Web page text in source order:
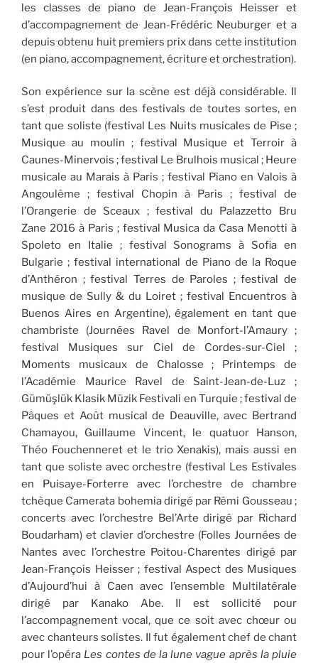
les classes de piano de Jean-François Heisser et
d’accompagnement de Jean-Frédéric Neuburger et a
depuis obtenu huit premiers prix dans cette institution
(en piano, accompagnement, écriture et orchestration).
Son expérience sur la scène est déjà considérable. Il
s’est produit dans des festivals de toutes sortes, en
tant que soliste (festival Les Nuits musicales de Pise ;
Musique au moulin ; festival Musique et Terroir à
Caunes-Minervois ; festival Le Brulhois musical ; Heure
musicale au Marais à Paris ; festival Piano en Valois à
Angoulême ; festival Chopin à Paris ; festival de
l’Orangerie de Sceaux ; festival du Palazzetto Bru
Zane 2016 à Paris ; festival Musica da Casa Menotti à
Spoleto en Italie ; festival Sonograms à Sofia en
Bulgarie ; festival international de Piano de la Roque
d’Anthéron ; festival Terres de Paroles ; festival de
musique de Sully & du Loiret ; festival Encuentros à
Buenos Aires en Argentine), également en tant que
chambriste (Journées Ravel de Monfort-l’Amaury ;
festival Musiques sur Ciel de Cordes-sur-Ciel ;
Moments musicaux de Chalosse ; Printemps de
l’Académie Maurice Ravel de Saint-Jean-de-Luz ;
Gümüşlük Klasik Müzik Festivali en Turquie ; festival de
Pâques et Août musical de Deauville, avec Bertrand
Chamayou, Guillaume Vincent, le quatuor Hanson,
Théo Fouchenneret et le trio Xenakis), mais aussi en
tant que soliste avec orchestre (festival Les Estivales
en Puisaye-Forterre avec l’orchestre de chambre
tchèque Camerata bohemia dirigé par Rémi Gousseau ;
concerts avec l’orchestre Bel’Arte dirigé par Richard
Boudarham) et clavier d’orchestre (Folles Journées de
Nantes avec l’orchestre Poitou-Charentes dirigé par
Jean-François Heisser ; festival Aspect des Musiques
d’Aujourd’hui à Caen avec l’ensemble Multilatérale
dirigé par Kanako Abe. Il est sollicité pour
l’accompagnement vocal, que ce soit avec chœur ou
avec chanteurs solistes. Il fut également chef de chant
pour l’opéra Les contes de la lune vague après la pluie